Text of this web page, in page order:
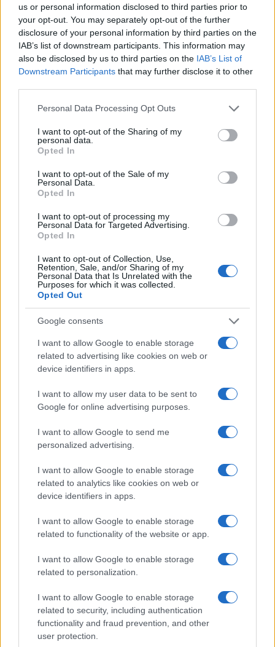
us or personal information disclosed to third parties prior to
your opt-out. You may separately opt-out of the further
disclosure of your personal information by third parties on the
IAB’s list of downstream participants. This information may
also be disclosed by us to third parties on the IAB’s List of
Downstream Participants that may further disclose it to other
Please note that this website/app uses one or more Google
not limited to your visit or usage behaviour. You may click to
grant or deny consent to Google and its third-party tags to
use your data for below specified purposes in below Google
consent section.
Personal Data Processing Opt Outs
I want to opt-out of the Sharing of my
personal data.
Opted In
I want to opt-out of the Sale of my
Personal Data.
Opted In
I want to opt-out of processing my
Personal Data for Targeted Advertising.
Opted In
I want to opt-out of Collection, Use,
Retention, Sale, and/or Sharing of my
Personal Data that Is Unrelated with the
Purposes for which it was collected.
Opted Out
Google consents
I want to allow Google to enable storage
related to advertising like cookies on web or
device identifiers in apps.
I want to allow my user data to be sent to
Google for online advertising purposes.
I want to allow Google to send me
personalized advertising.
I want to allow Google to enable storage
related to analytics like cookies on web or
device identifiers in apps.
I want to allow Google to enable storage
related to functionality of the website or app.
I want to allow Google to enable storage
related to personalization.
I want to allow Google to enable storage
related to security, including authentication
functionality and fraud prevention, and other
user protection.
Continua a leggere
ispirazioni per l’estate 2026
Beatrice Bonaventura · 7 Ago 2026
LIFESTYLE
Zalando Visionary Award: INSTITUTION di Galib